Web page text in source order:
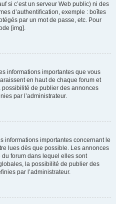
si c’est un serveur Web public) ni des
d’authentification, exemple : boîtes
par un mot de passe, etc. Pour
[img].
informations importantes que vous
en haut de chaque forum et
possibilité de publier des annonces
par l’administrateur.
informations importantes concernant le
lues dès que possible. Les annonces
forum dans lequel elles sont
la possibilité de publier des
par l’administrateur.